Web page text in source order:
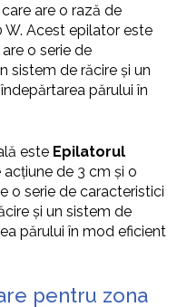
, care are o rază de
W. Acest epilator este
o serie de
sistem de răcire și un
părului în
este Epilatorul
acțiune de 3 cm și o
o serie de caracteristici
și un sistem de
părului în mod eficient
pentru zona